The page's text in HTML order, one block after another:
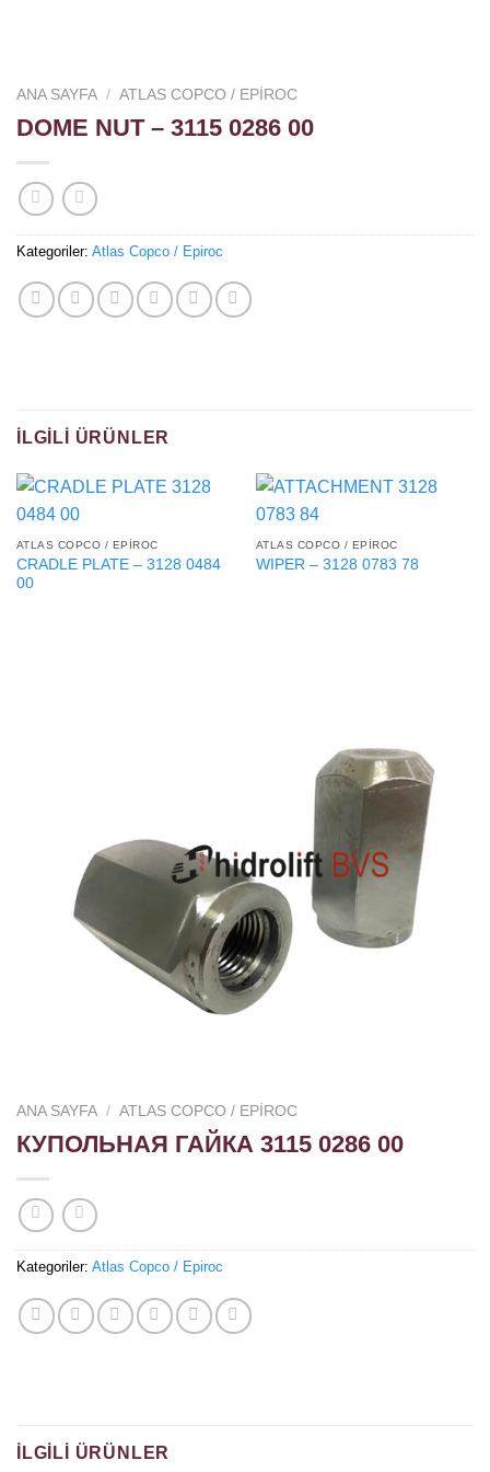
ANA SAYFA / ATLAS COPCO / EPIROC
DOME NUT – 3115 0286 00
Kategoriler: Atlas Copco / Epiroc
İLGILI ÜRÜNLER
ATLAS COPCO / EPIROC
CRADLE PLATE – 3128 0484
00
ATLAS COPCO / EPIROC
WIPER – 3128 0783 78
ANA SAYFA / ATLAS COPCO / EPIROC
КУПОЛЬНАЯ ГАЙКА 3115 0286 00
Kategoriler: Atlas Copco / Epiroc
İLGILI ÜRÜNLER